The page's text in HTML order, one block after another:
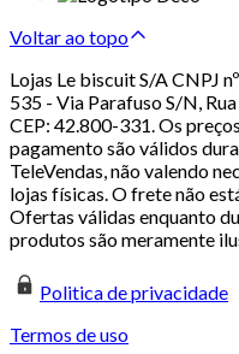
Voltar ao topo
Lojas Le biscuit S/A CNPJ
535 - Via Parafuso S/N,
CEP: 42.800-331. Os
pagamento são válidos
TeleVendas, não valendo
lojas físicas. O frete não
Ofertas válidas enquanto
produtos são meramente
Politica de privacidade
Termos de uso